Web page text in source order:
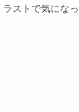
ラストで気にな